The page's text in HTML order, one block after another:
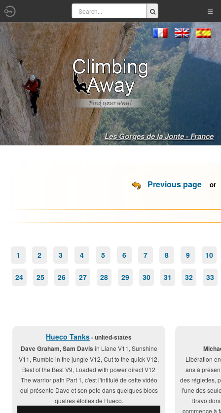
Les Gorges de la Jonte - France
Previous page
1 2 3 4 5 6 7 8 9 10
24 25 26 27 28 29 30 31 32 33
Hueco Tanks- united-states
Dave Graham, Sam Davis in Liane V11, Sunshine
V11, Rumble in the jungle V12, Cut to the quick V12,
Best of the Best V9, Loaded with power direct V12
The warrior path Part 1, c'est l'intitulé de cette vidéo
qui présente Dave et son pote dans quelques blocs
quatres étoiles de Hueco.
Libération
ans à
des réglettes,
l'une des
Bravo
commence à